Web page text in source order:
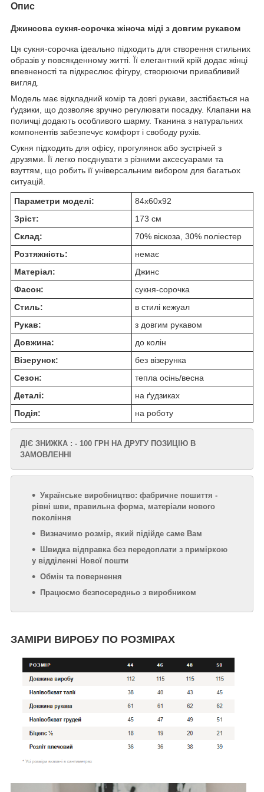
Опис
Джинсова сукня-сорочка жіноча міді з довгим рукавом
Ця сукня-сорочка ідеально підходить для створення стильних
образів у повсякденному житті. Її елегантний крій додає жінці
впевненості та підкреслює фігуру, створюючи привабливий
вигляд.
Модель має відкладний комір та довгі рукави, застібається на
ґудзики, що дозволяє зручно регулювати посадку. Клапани на
поличці додають особливого шарму. Тканина з натуральних
компонентів забезпечує комфорт і свободу рухів.
Сукня підходить для офісу, прогулянок або зустрічей з
друзями. Її легко поєднувати з різними аксесуарами та
взуттям, що робить її універсальним вибором для багатьох
ситуацій.
Параметри моделі:
84х60х92
Зріст:
173 см
Склад:
70% віскоза, 30% поліестер
Розтяжність:
немає
Матеріал:
Джинс
Фасон:
сукня-сорочка
Стиль:
в стилі кежуал
Рукав:
з довгим рукавом
Довжина:
до колін
Візерунок:
без візерунка
Сезон:
тепла осінь/весна
Деталі:
на ґудзиках
Подія:
на роботу
ДІЄ ЗНИЖКА : - 100 ГРН НА ДРУГУ ПОЗИЦІЮ В
ЗАМОВЛЕННІ
Українське виробництво: фабричне пошиття -
рівні шви, правильна форма, матеріали нового
покоління
Визначимо розмір, який підійде саме Вам
Швидка відправка без передоплати з приміркою
у відділенні Нової пошти
Обмін та повернення
Працюємо безпосередньо з виробником
ЗАМІРИ ВИРОБУ ПО РОЗМІРАХ